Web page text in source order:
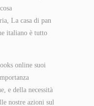
La casa di pan
italiano è tutto
online suoi
e della necessità
nostre azioni sul